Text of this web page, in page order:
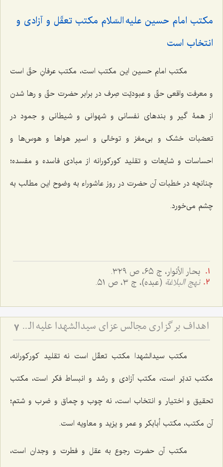
مکتب امام حسین علیه السّلام مکتب تعقّل و آزادی و
انتخاب است‌
مکتب امام حسین این مکتب است، مکتب عرفانِ حقّ است
و معرفت واقعی حقّ و عبودیّت صِرف در برابر حضرت حقّ و رها شدن
از همۀ گیر و بندهای نفسانی و شهوانی و شیطانی و جمود در
تعصّبات خشک و بی‌مغز و توخالی و اسیر هواها و هوس‌ها و
احساسات و شایعات و تقلید کورکورانه از مبادی فاسده و مفسده؛
چنانچه در خطبات آن حضرت در روز عاشوراء به وضوح این مطالب به
چشم می‌خورد.
بحار الأنوار، ج ٦٥، ص ٣٢٩.
نهج البلاغة (عبده)، ج ٣، ص ٥١.
اهداف برگزاری مجالس عزای سیدالشهدا علیه السّلام 7
مکتب سیدالشهدا مکتب تعقّل است نه تقلید کورکورانه،
مکتب تدبّر است، مکتب آزادی و رشد و انبساط فکر است، مکتب
تحقیق و اختیار و انتخاب است، نه چوب و چماق و ضرب و شتم؛
آن مکتب، مکتب أبابکر و عمر و یزید و معاویه است.
مکتب آن حضرت رجوع به عقل و فطرت و وجدان است،